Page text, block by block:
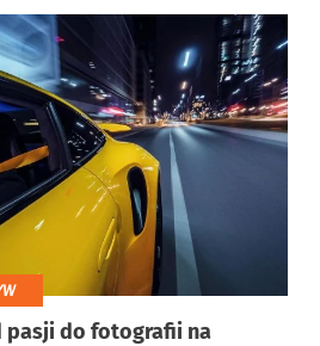
pasji do fotografii na